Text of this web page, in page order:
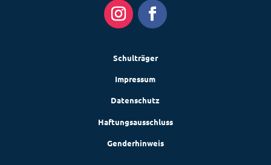
Schulträger
Impressum
Datenschutz
Haftungsausschluss
Genderhinweis